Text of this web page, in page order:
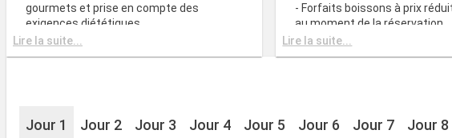
gourmets et prise en compte des
exigences diététiques
SPORT ET DIVERTISSEMENTS
- Programme varié de spectacles de style
- Salle de sport équipée avec vue
panoramique
Lire la suite...
- Forfaits boissons à prix
au moment de la réservation
- Buffet avec grand choix de
réserve de disponibilité)
Lire la suite...
Jour 1 Jour 2 Jour 3 Jour 4 Jour 5 Jour 6 Jour 7 Jour 8